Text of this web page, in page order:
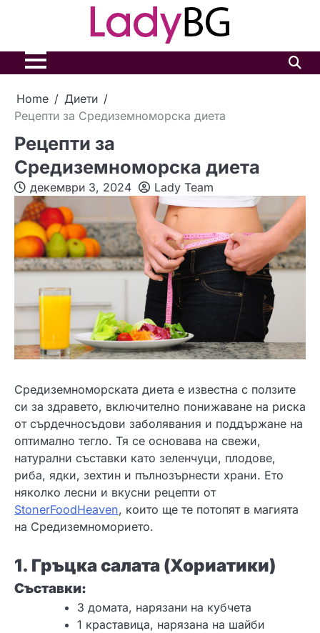
Home
Диети
Рецепти за Средиземноморска диета
Рецепти за
Средиземноморска диета
декември 3, 2024 Lady Team
Средиземноморската диета е известна с ползите
си за здравето, включително понижаване на риска
от сърдечносъдови заболявания и поддържане на
оптимално тегло. Тя се основава на свежи,
натурални съставки като зеленчуци, плодове,
риба, ядки, зехтин и пълнозърнести храни. Ето
няколко лесни и вкусни рецепти от
StonerFoodHeaven, които ще те потопят в магията
на Средиземноморието.
1. Гръцка салата (Хориатики)
Съставки:
3 домата, нарязани на кубчета
1 краставица, нарязана на шайби